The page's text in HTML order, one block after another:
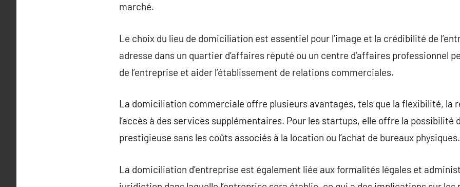
marché.
Le choix du lieu de domiciliation est essentiel pour l’image et la crédibilité de
adresse dans un quartier d’affaires réputé ou un centre d’affaires professionnel
de l’entreprise et aider l’établissement de relations commerciales.
La domiciliation commerciale offre plusieurs avantages, tels que la flexibilité, la
l’accès à des services supplémentaires. Pour les startups, elle offre la possibilité
prestigieuse sans les coûts associés à la location ou l’achat de bureaux physiques.
La domiciliation d’entreprise est également liée aux formalités légales et